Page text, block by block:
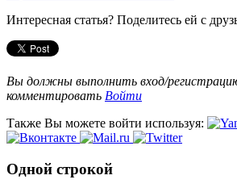
Интересная статья? Поделитесь ей с
Вы должны выполнить вход/
комментировать Войти
Также Вы можете войти используя:
Одной строкой